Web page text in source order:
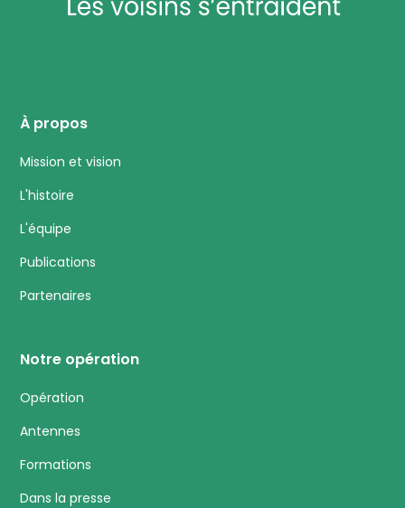
À propos
Mission et vision
L'histoire
L'équipe
Publications
Partenaires
Notre opération
Opération
Antennes
Formations
Dans la presse